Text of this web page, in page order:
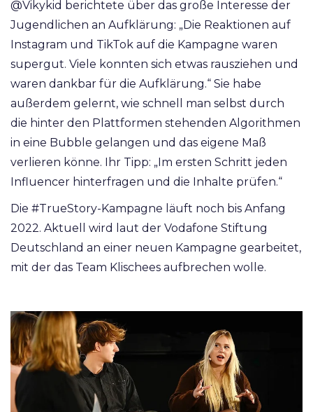
@Vikykid berichtete über das große Interesse der
Jugendlichen an Aufklärung: „Die Reaktionen auf
Instagram und TikTok auf die Kampagne waren
supergut. Viele konnten sich etwas rausziehen und
waren dankbar für die Aufklärung.“ Sie habe
außerdem gelernt, wie schnell man selbst durch
die hinter den Plattformen stehenden Algorithmen
in eine Bubble gelangen und das eigene Maß
verlieren könne. Ihr Tipp: „Im ersten Schritt jeden
Influencer hinterfragen und die Inhalte prüfen.“
Die #TrueStory-Kampagne läuft noch bis Anfang
2022. Aktuell wird laut der Vodafone Stiftung
Deutschland an einer neuen Kampagne gearbeitet,
mit der das Team Klischees aufbrechen wolle.